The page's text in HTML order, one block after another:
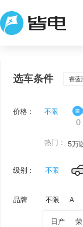
选车条件 睿蓝
价格： 不限
热门： 5万
级别： 不限
品牌 不限 A
日产